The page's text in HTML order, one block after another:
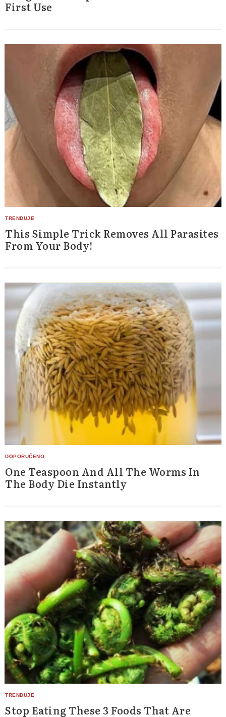
First Use
This Simple Trick Removes All Parasites
From Your Body!
One Teaspoon And All The Worms In
The Body Die Instantly
Stop Eating These 3 Foods That Are